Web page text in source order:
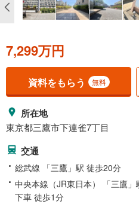
7,299万円
資料をもらう 無料
所在地
東京都三鷹市下連雀7丁目
交通
総武線 「三鷹」駅 徒歩20分
中央本線（JR東日本） 「三鷹
下車 徒歩1分